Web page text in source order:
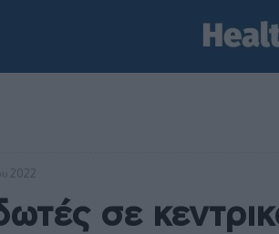
2022
σε